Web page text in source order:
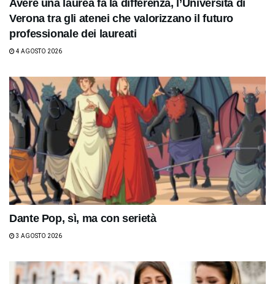
Avere una laurea fa la differenza, l’Università di
Verona tra gli atenei che valorizzano il futuro
professionale dei laureati
4 AGOSTO 2026
Dante Pop, sì, ma con serietà
3 AGOSTO 2026